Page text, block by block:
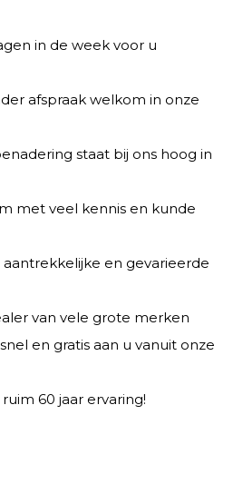
in de week voor u
afspraak welkom in onze
staat bij ons hoog in
met veel kennis en kunde
aantrekkelijke en gevarieerde
van vele grote merken
en gratis aan u vanuit onze
60 jaar ervaring!